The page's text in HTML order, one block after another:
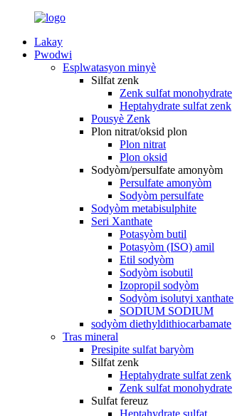
Lakay
Pwodwi
Esplwatasyon minyè
Silfat zenk
Zenk sulfat monohydrate
Heptahydrate sulfat zenk
Pousyè Zenk
Plon nitrat/oksid plon
Plon nitrat
Plon oksid
Sodyòm/persulfate amonyòm
Persulfate amonyòm
Sodyòm persulfate
Sodyòm metabisulphite
Seri Xanthate
Potasyòm butil
Potasyòm (ISO) amil
Etil sodyòm
Sodyòm isobutil
Izopropil sodyòm
Sodyòm isolutyi xanthate
SODIUM SODIUM
sodyòm diethyldithiocarbamate
Tras mineral
Presipite sulfat baryòm
Silfat zenk
Heptahydrate sulfat zenk
Zenk sulfat monohydrate
Sulfat fereuz
Heptahydrate sulfat